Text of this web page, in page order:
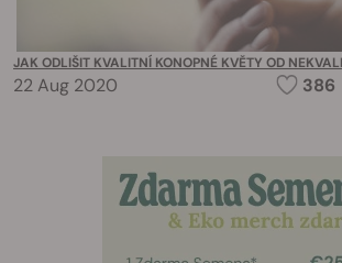
JAK ODLIŠIT KVALITNÍ KONOPNÉ KVĚTY OD
22 Aug 2020 386